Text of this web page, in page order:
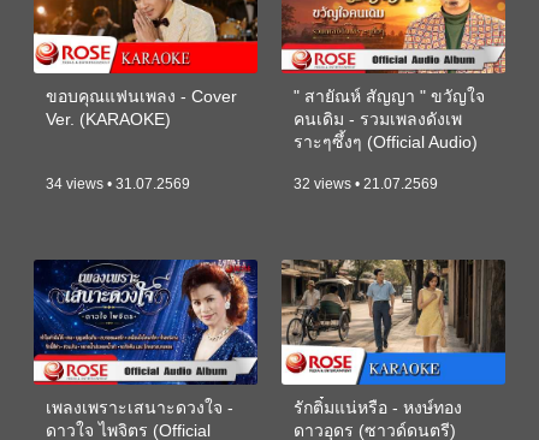
ขอบคุณแฟนเพลง - Cover
Ver. (KARAOKE)
34 views • 31.07.2569
" สายัณห์ สัญญา " ขวัญใจ
คนเดิม - รวมเพลงดังเพ
ราะๆซึ้งๆ (Official Audio)
32 views • 21.07.2569
เพลงเพราะเสนาะดวงใจ -
ดาวใจ ไพจิตร (Official
รักติ๋มแน่หรือ - หงษ์ทอง
ดาวอุดร (ซาวด์ดนตรี)